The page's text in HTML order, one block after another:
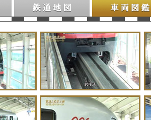
鉄道地図 車両図鑑